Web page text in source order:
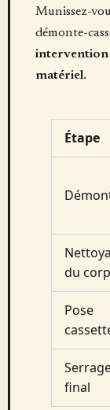
Munissez-
démonte-
intervention
matériel.
Étape
du
Pose
final